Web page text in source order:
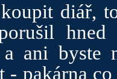
diář,
ani byste
- pakárna